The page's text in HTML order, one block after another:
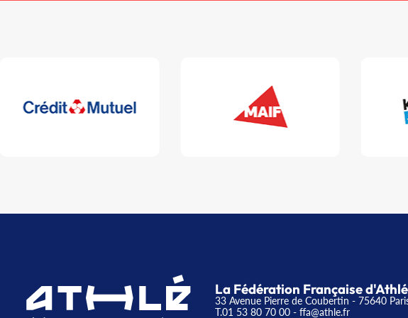
La Fédération Française
33 Avenue Pierre de Coubertin - 75640
T.01 53 80 70 00 - ffa@athle.fr